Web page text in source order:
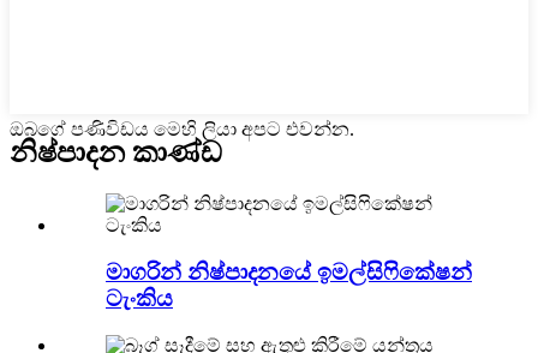
ඔබගේ පණිවිඩය මෙහි ලියා අපට එවන්න.
නිෂ්පාදන කාණ්ඩ
මාගරින් නිෂ්පාදනයේ ඉමල්සිෆිකේෂන්
ටැංකිය